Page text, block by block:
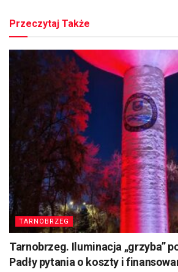
Przeczytaj Także
TARNOBRZEG
Tarnobrzeg. Iluminacja „grzyba”
Padły pytania o koszty i